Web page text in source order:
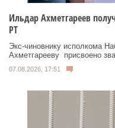
Ильдар Ахметгареев
РТ
Экс‑чиновнику исполкома
Ахметгарееву присвоено
07.08.2026, 17:51